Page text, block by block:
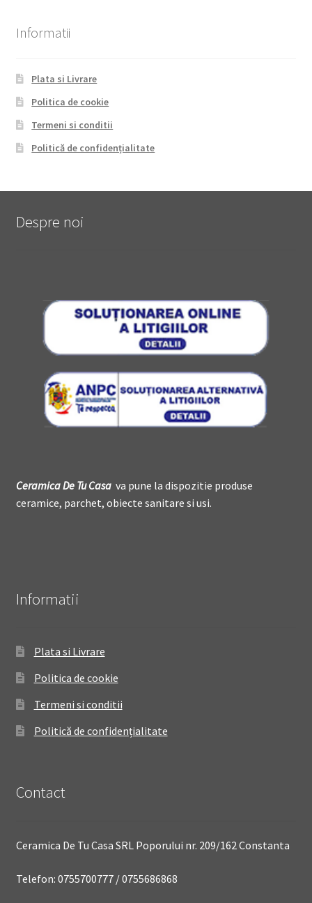
Informatii
Plata si Livrare
Politica de cookie
Termeni si conditii
Politică de confidențialitate
Despre noi
Ceramica DeTu Casava pune la dispozitie produse
ceramice, parchet, obiecte sanitare si usi.
Informatii
Plata si Livrare
Politica de cookie
Termeni si conditii
Politică de confidențialitate
Contact
Ceramica De Tu Casa SRL Poporului nr. 209/162 Constanta
Telefon: 0755700777 / 0755686868